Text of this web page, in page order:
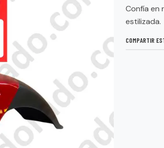
Confía en
estilizada.
COMPARTIR